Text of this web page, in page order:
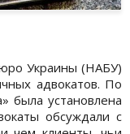
Украины (НАБУ)
адвокатов. По
была установлена
обсуждали с